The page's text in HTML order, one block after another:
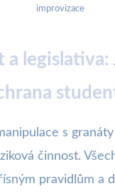
improvizace
a legislativa:
s
činnost.
pravidlům a